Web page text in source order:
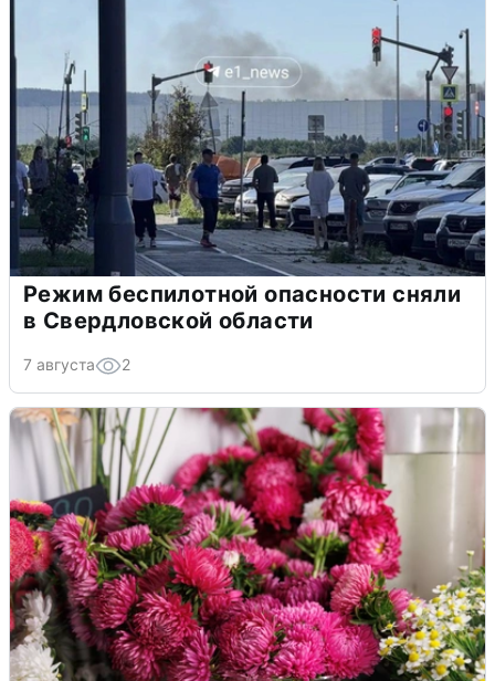
Режим беспилотной опасности сняли
в Свердловской области
7 августа 2